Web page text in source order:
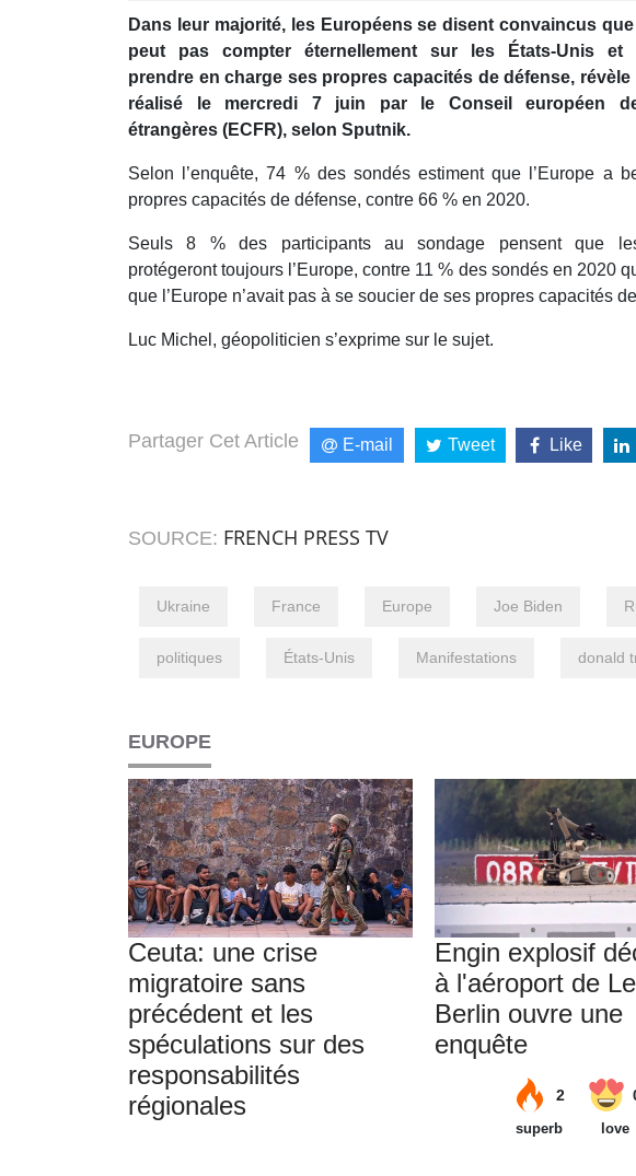
48
secondsVolume
90%
Dans leur majorité, les Européens se disent convaincus que
peut pas compter éternellement sur les États-Unis et
prendre en charge ses propres capacités de défense,
réalisé le mercredi 7 juin par le Conseil européen
étrangères (ECFR), selon Sputnik.
Selon l’enquête, 74 % des sondés estiment que l’Europe a
propres capacités de défense, contre 66 % en 2020.
Seuls 8 % des participants au sondage pensent que
protégeront toujours l’Europe, contre 11 % des sondés en 2020
que l’Europe n’avait pas à se soucier de ses propres capacités
Luc Michel, géopoliticien s’exprime sur le sujet.
Partager Cet Article E-mail Tweet Like
SOURCE: FRENCH PRESS TV
Ukraine France Europe Joe Biden
politiques États-Unis Manifestations donald
EUROPE
Ceuta: une crise
migratoire sans
précédent et les
spéculations sur des
responsabilités
régionales
Engin explosif
à l'aéroport de
Berlin ouvre une
enquête